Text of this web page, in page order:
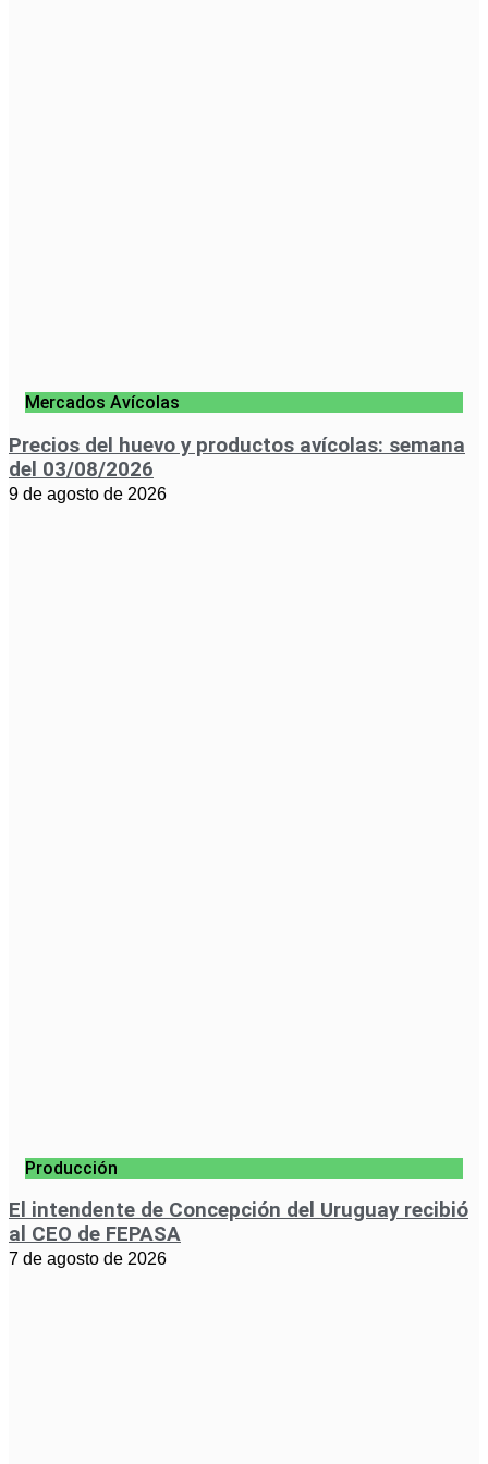
Mercados Avícolas
Precios del huevo y productos avícolas: semana
del 03/08/2026
9 de agosto de 2026
Producción
El intendente de Concepción del Uruguay recibió
al CEO de FEPASA
7 de agosto de 2026